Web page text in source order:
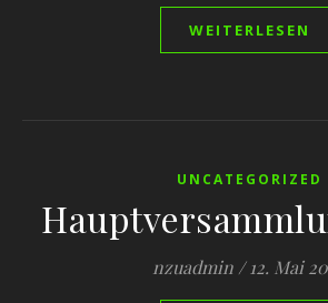
WEITERLESEN
UNCATEGORIZED
nzuadmin / 12. Mai